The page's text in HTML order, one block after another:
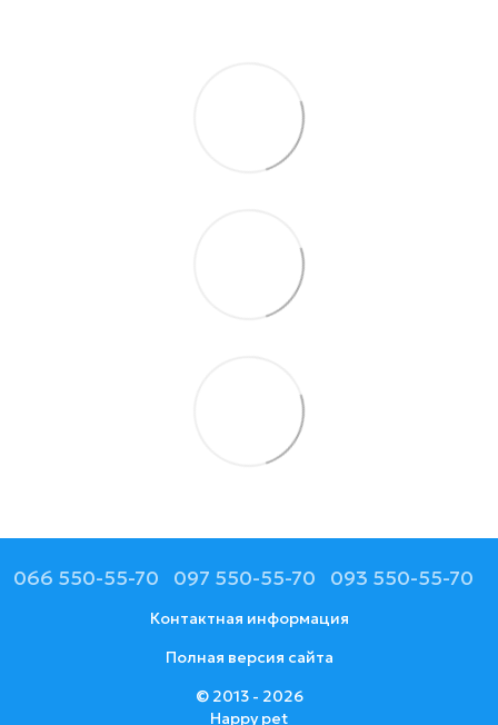
066 550-55-70 097 550-55-70 093 550-55-70
Контактная информация
Полная версия сайта
© 2013 - 2026
Happy pet